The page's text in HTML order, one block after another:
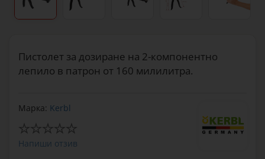
Пистолет за дозиране на 2-компонентно
лепило в патрон от 160 милилитра.
Марка: Kerbl
Напиши отзив